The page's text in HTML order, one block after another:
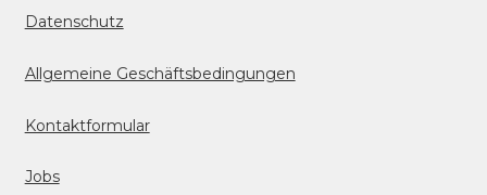
Datenschutz
Allgemeine Geschäftsbedingungen
Kontaktformular
Jobs